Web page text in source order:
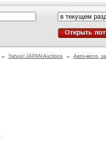
→ Yahoo! JAPAN Auctions → Авто-мото,